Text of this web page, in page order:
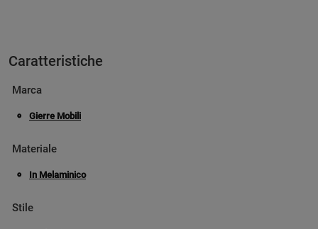
Caratteristiche
Marca
Gierre Mobili
Materiale
In Melaminico
Stile